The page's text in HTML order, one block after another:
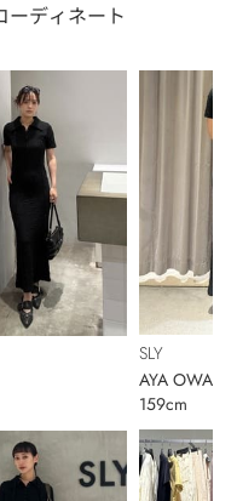
ーディネート
SLY
AYA OWADA
159cm